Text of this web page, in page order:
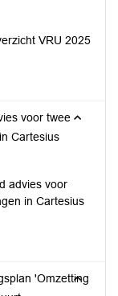
VRU 2025
voor twee
Cartesius
advies voor
in Cartesius
'Omzetting